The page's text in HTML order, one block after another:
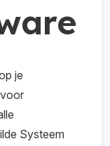
je
Systeem